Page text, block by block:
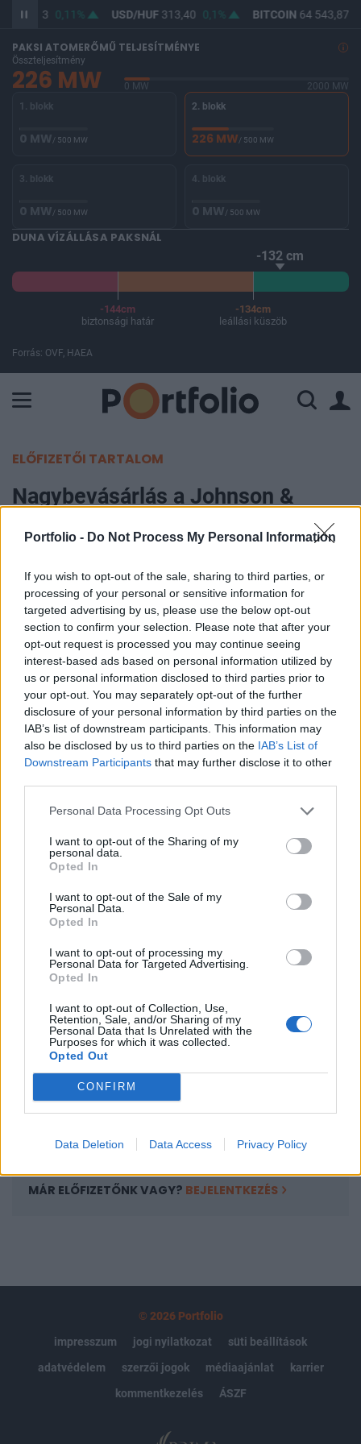
Portfolio - Do Not Process My Personal Information
If you wish to opt-out of the sale, sharing to third parties, or
processing of your personal or sensitive information for
targeted advertising by us, please use the below opt-out
section to confirm your selection. Please note that after your
opt-out request is processed you may continue seeing
interest-based ads based on personal information utilized by
us or personal information disclosed to third parties prior to
your opt-out. You may separately opt-out of the further
disclosure of your personal information by third parties on the
IAB’s list of downstream participants. This information may
also be disclosed by us to third parties on the IAB’s List of
Downstream Participants that may further disclose it to other
Personal Data Processing Opt Outs
I want to opt-out of the Sharing of my
personal data.
Opted In
I want to opt-out of the Sale of my
Personal Data.
Opted In
I want to opt-out of processing my
Personal Data for Targeted Advertising.
Opted In
I want to opt-out of Collection, Use,
Retention, Sale, and/or Sharing of my
Personal Data that Is Unrelated with the
Purposes for which it was collected.
Opted Out
CONFIRM
Data Deletion Data Access Privacy Policy
362,13 0,11% USD/HUF313,40 0,1% BITCOIN64 543,87
PAKSI ATOMERŐMŰ TELJESÍTMÉNYE
Összteljesítmény
226 MW 0 MW
2000 MW
1. blokk
0 MW/ 500 MW
2. blokk
226 MW/ 500 MW
3. blokk
0 MW/ 500 MW
4. blokk
0 MW/ 500 MW
DUNA VÍZÁLLÁSA PAKSNÁL
-132 cm
-144cm
biztonsági határ
-134cm
leállási küszöb
Forrás: OVF, HAEA
ELŐFIZETŐI TARTALOM
Nagybevásárlás a Johnson &
2016. szeptember 16. 21:24
A Johnson & Johnson 4,3 milliárd dollárnyi
készpénzért megvásárolja az Abbott Laboratories
optikai leányvállalatát - jelentette be a cég
pénteken. A hírre az Abbott papírjai kezdtek
drágulni, amivel a piac ítéletet mondott az
akvizícióról.
Az Abbott Laboratories optikai üzletága, az Abbott Medical
Optics felvásárlása 2017 első negyedévében zárulhat le a
milliárd dolláros forgalmat bonyolított, Ashley McEvoy, a
Johnson & Johnson vezére úgy nyilatkozott, hogy a
felvásárlással tovább tudják szélesíteni termékskálájukat.
KEDVES OLVASÓNK!
A keresett cikk a portfolio.hu hírarchívumához
tartozik, melynek olvasása előfizetéses
regisztrációhoz kötött.
Az előfizetés a következőket tartalmazza:
Portfolio.hu teljes cikkarchívum
Kötéslisták: BÉT elmúlt 2 év napon belüli
kötéslistái
MÁR ELŐFIZETŐNK VAGY? BEJELENTKEZÉS
© 2026 Portfolio
impresszum
jogi nyilatkozat
süti beállítások
adatvédelem
szerzői jogok médiaajánlat
karrier
kommentkezelés
ÁSZF